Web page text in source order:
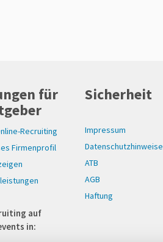
für
Recruiting
Firmenprofil
auf
in:
Sicherheit
Impressum
Datenschutzhinweise
ATB
AGB
Haftung